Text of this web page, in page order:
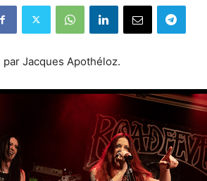
Jacques Apothéloz.